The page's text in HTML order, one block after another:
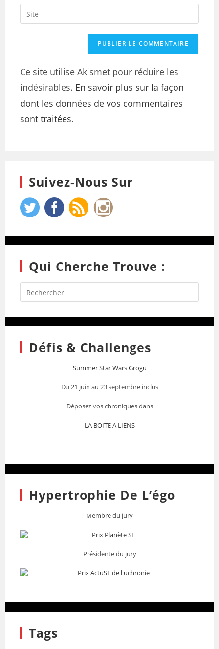
Ce site utilise Akismet pour réduire les
indésirables. En savoir plus sur la façon
dont les données de vos commentaires
sont traitées.
Suivez-Nous Sur
Qui Cherche Trouve :
Défis & Challenges
Summer Star Wars Grogu
Du 21 juin au 23 septembre inclus
Déposez vos chroniques dans
LA BOITE A LIENS
Hypertrophie De L’égo
Membre du jury
Présidente du jury
Tags